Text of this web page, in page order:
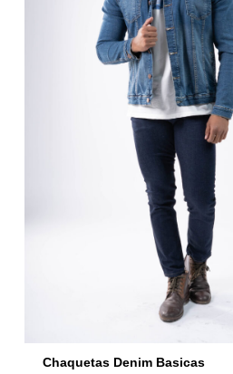
Chaquetas Denim Basicas